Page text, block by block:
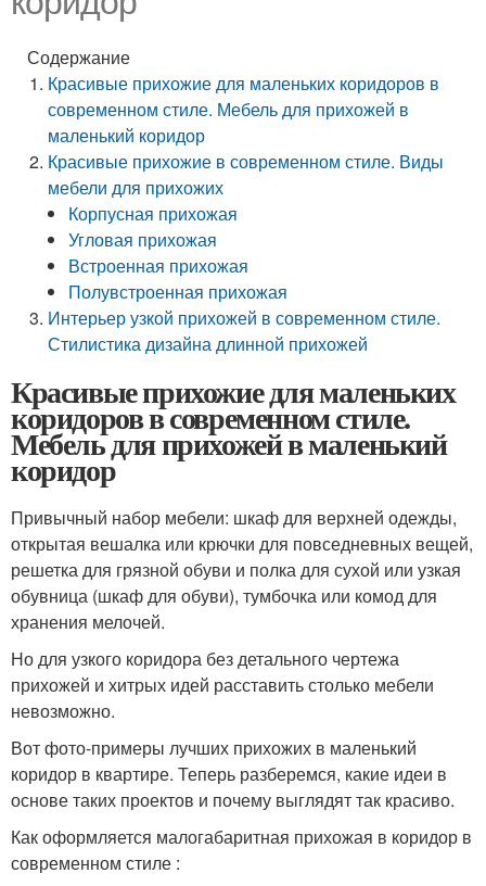
Содержание
Красивые прихожие для маленьких коридоров в
современном стиле. Мебель для прихожей в
маленький коридор
Красивые прихожие в современном стиле. Виды
мебели для прихожих
Корпусная прихожая
Угловая прихожая
Встроенная прихожая
Полувстроенная прихожая
Интерьер узкой прихожей в современном стиле.
Стилистика дизайна длинной прихожей
Красивые прихожие для маленьких
коридоров в современном стиле.
Мебель для прихожей в маленький
коридор
Привычный набор мебели: шкаф для верхней одежды,
открытая вешалка или крючки для повседневных вещей,
решетка для грязной обуви и полка для сухой или узкая
обувница (шкаф для обуви), тумбочка или комод для
хранения мелочей.
Но для узкого коридора без детального чертежа
прихожей и хитрых идей расставить столько мебели
невозможно.
Вот фото-примеры лучших прихожих в маленький
коридор в квартире. Теперь разберемся, какие идеи в
основе таких проектов и почему выглядят так красиво.
Как оформляется малогабаритная прихожая в коридор в
современном стиле :